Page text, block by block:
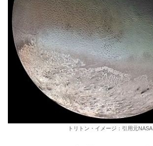
トリトン・イメージ：引用元NASA